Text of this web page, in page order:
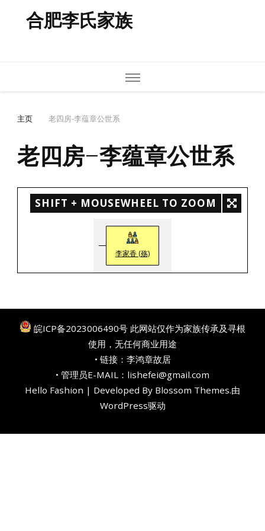
合肥李氏家族
主页 老四房-李蕴章公世系
老四房-李蕴章公世系
SHIFT + MOUSEWHEEL TO ZOOM
李家香 (殇)
皖ICP备2023006490号 此网站仅作为家族传承及寻根
使用，无任何商业用途
• 链接： 李鸿章故居
• 管理员E-MAIL：lishefei@gmail.com
Hello Fashion | Developed By Blossom Themes.由
WordPress驱动